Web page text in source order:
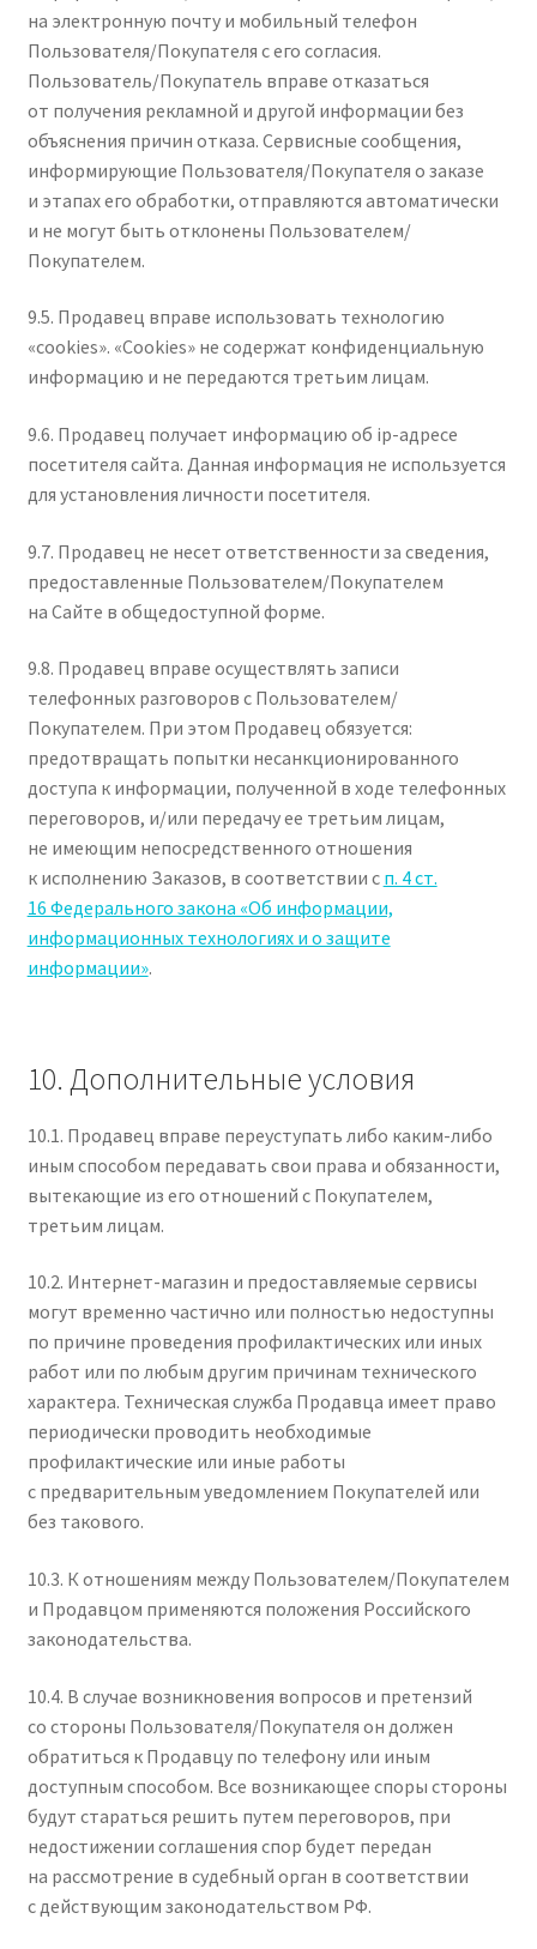
на электронную почту и мобильный телефон
Пользователя/Покупателя с его согласия.
Пользователь/Покупатель вправе отказаться
от получения рекламной и другой информации без
объяснения причин отказа. Сервисные сообщения,
информирующие Пользователя/Покупателя о заказе
и этапах его обработки, отправляются автоматически
и не могут быть отклонены Пользователем/
Покупателем.
9.5. Продавец вправе использовать технологию
«cookies». «Cookies» не содержат конфиденциальную
информацию и не передаются третьим лицам.
9.6. Продавец получает информацию об ip-адресе
посетителя сайта. Данная информация не используется
для установления личности посетителя.
9.7. Продавец не несет ответственности за сведения,
предоставленные Пользователем/Покупателем
на Сайте в общедоступной форме.
9.8. Продавец вправе осуществлять записи
телефонных разговоров с Пользователем/
Покупателем. При этом Продавец обязуется:
предотвращать попытки несанкционированного
доступа к информации, полученной в ходе телефонных
переговоров, и/или передачу ее третьим лицам,
не имеющим непосредственного отношения
к исполнению Заказов, в соответствии с п. 4 ст.
16 Федерального закона «Об информации,
информационных технологиях и о защите
информации».
10. Дополнительные условия
10.1. Продавец вправе переуступать либо каким-либо
иным способом передавать свои права и обязанности,
вытекающие из его отношений с Покупателем,
третьим лицам.
10.2. Интернет-магазин и предоставляемые сервисы
могут временно частично или полностью недоступны
по причине проведения профилактических или иных
работ или по любым другим причинам технического
характера. Техническая служба Продавца имеет право
периодически проводить необходимые
профилактические или иные работы
с предварительным уведомлением Покупателей или
без такового.
10.3. К отношениям между Пользователем/Покупателем
и Продавцом применяются положения Российского
законодательства.
10.4. В случае возникновения вопросов и претензий
со стороны Пользователя/Покупателя он должен
обратиться к Продавцу по телефону или иным
доступным способом. Все возникающее споры стороны
будут стараться решить путем переговоров, при
недостижении соглашения спор будет передан
на рассмотрение в судебный орган в соответствии
с действующим законодательством РФ.